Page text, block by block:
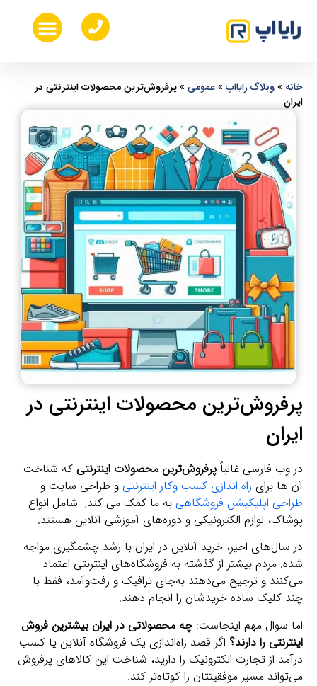
خانه »وبلاگ رایااپ »عمومی »پرفروش‌ترین محصولات اینترنتی در
ایران
پرفروش‌ترین محصولات اینترنتی در
ایران
در وب فارسی غالباً پرفروش‌ترین محصولات اینترنتی که شناخت
آن ها برای راه اندازی کسب وکار اینترنتی و طراحی سایت و
طراحی اپلیکیشن فروشگاهی به ما کمک می کند, شامل انواع
پوشاک، لوازم الکترونیکی و دوره‌های آموزشی آنلاین هستند.
در سال‌های اخیر، خرید آنلاین در ایران با رشد چشمگیری مواجه
شده. مردم بیشتر از گذشته به فروشگاه‌های اینترنتی اعتماد
می‌کنند و ترجیح می‌دهند به‌جای ترافیک و رفت‌وآمد، فقط با
چند کلیک ساده خریدشان را انجام دهند.
اما سوال مهم اینجاست: چه محصولاتی در ایران بیشترین فروش
اینترنتی را دارند؟ اگر قصد راه‌اندازی یک فروشگاه آنلاین یا کسب
درآمد از تجارت الکترونیک را دارید، شناخت این کالاهای پرفروش
می‌تواند مسیر موفقیتتان را کوتاه‌تر کند.